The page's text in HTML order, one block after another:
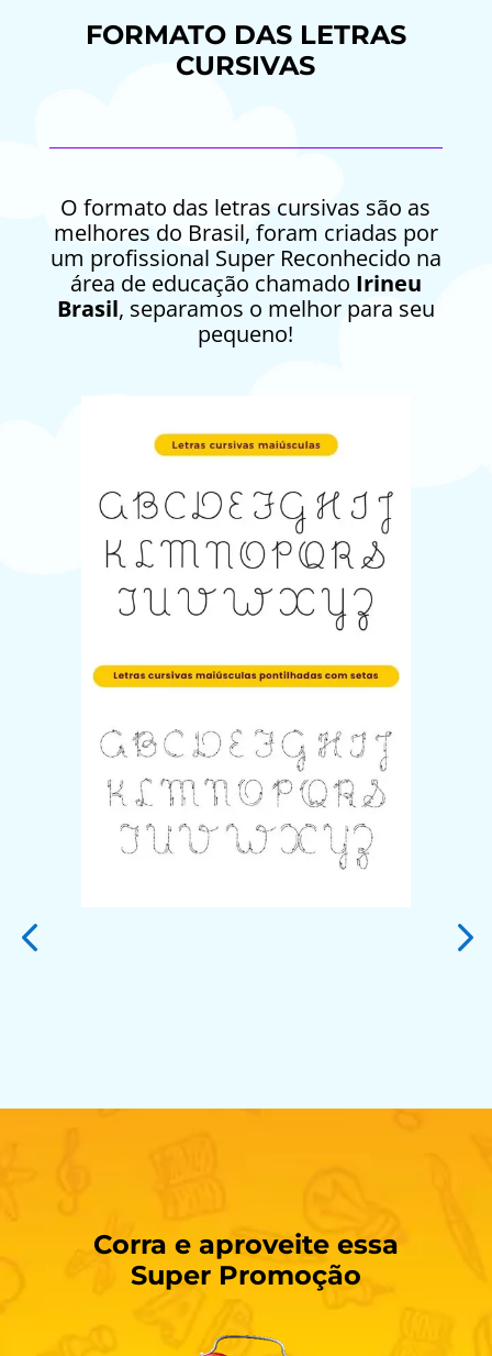
FORMATO DAS LETRAS
CURSIVAS
O formato das letras cursivas são as
melhores do Brasil, foram criadas por
um profissional Super Reconhecido na
área de educação chamado Irineu
Brasil, separamos o melhor para seu
pequeno!
Corra e aproveite essa
Super Promoção